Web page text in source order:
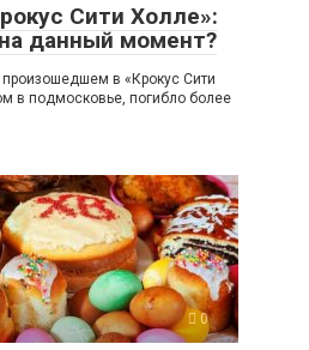
Сити Холле»:
данный момент?
в «Крокус Сити
в подмосковье, погибло более
0